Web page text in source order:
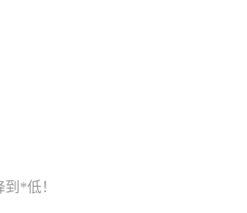
*低！